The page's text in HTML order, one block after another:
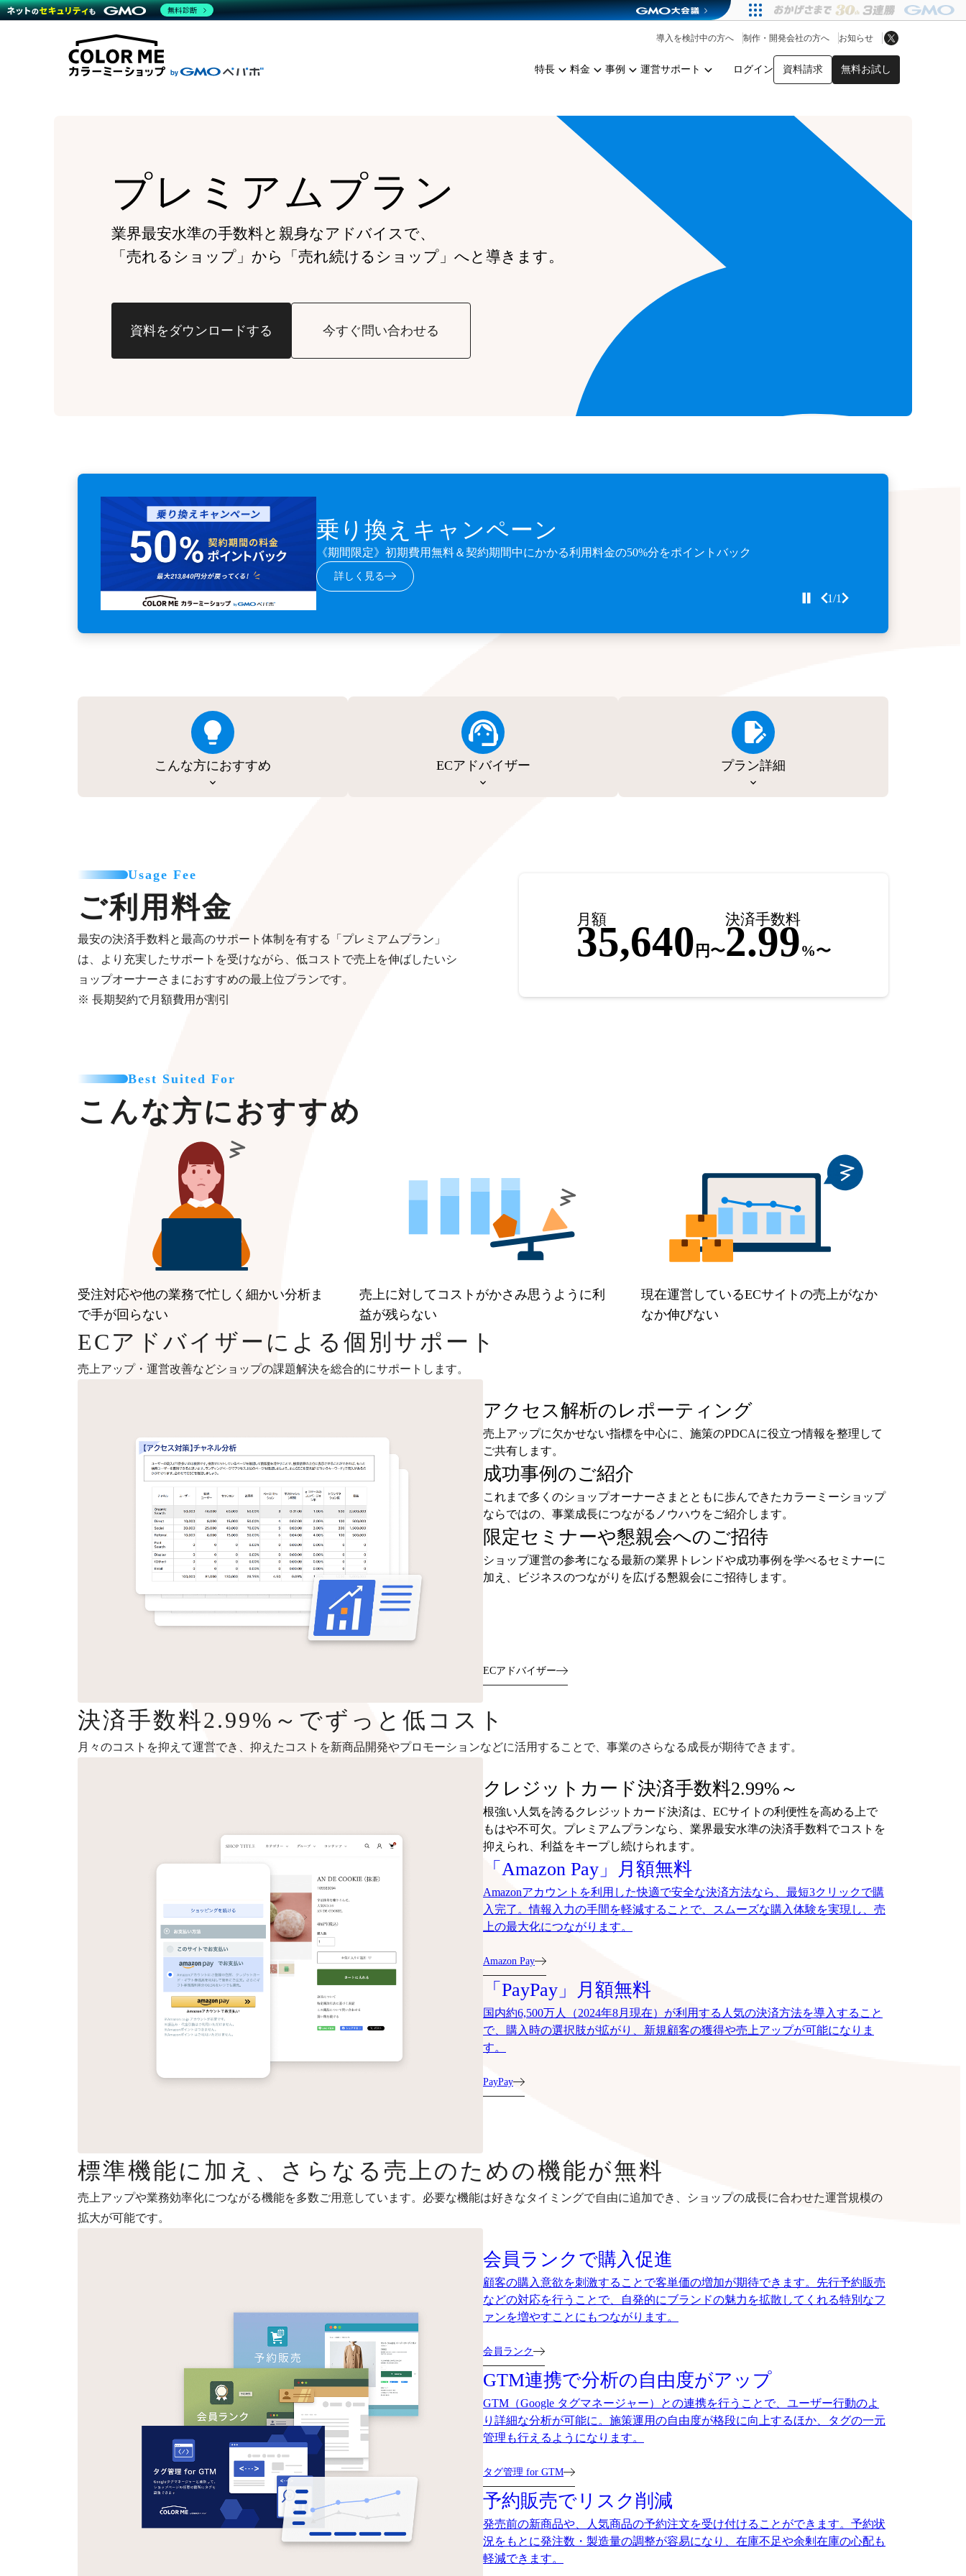
特長 料金 事例 運営サポート ログイン 資料請求 無料お試し
導入を検討中の方へ 制作・開発会社の方へ お知らせ
商材一覧を見る
機能一覧を見る
WordPress導入
顧客ロイヤリティを向上
モバイルアプリ
複数店舗との連携
雑貨販売 アプリストア
料金
プラン・料金一覧を見る
料金シミュレーション
事例
運営サポート
サポート一覧を見る
コミュニティイベントCarty
YouTubeチャンネル
プレミアムプラン
業界最安水準の手数料と親身なアドバイスで、
「売れるショップ」から「売れ続けるショップ」へと導きます。
資料をダウンロードする 今すぐ問い合わせる
乗り換えキャンペーン
《期間限定》初期費用無料＆契約期間中にかかる利用料金の50%分をポイントバック
詳しく見る
1/1
こんな方におすすめ ECアドバイザー プラン詳細
Usage Fee
ご利用料金
最安の決済手数料と最高のサポート体制を有する「プレミアムプラン」
は、より充実したサポートを受けながら、低コストで売上を伸ばしたいシ
ョップオーナーさまにおすすめの最上位プランです。
※ 長期契約で月額費用が割引
月額
35,640 円〜
決済手数料
2.99%〜
Best Suited For
こんな方におすすめ
受注対応や他の業務で忙しく細かい分析ま
で手が回らない
売上に対してコストがかさみ思うように利
益が残らない
現在運営しているECサイトの売上がなか
なか伸びない
ECアドバイザーによる個別サポート
売上アップ・運営改善などショップの課題解決を総合的にサポートします。
アクセス解析のレポーティング
売上アップに欠かせない指標を中心に、施策のPDCAに役立つ情報を整理して
ご共有します。
成功事例のご紹介
これまで多くのショップオーナーさまとともに歩んできたカラーミーショップ
ならではの、事業成長につながるノウハウをご紹介します。
限定セミナーや懇親会へのご招待
ショップ運営の参考になる最新の業界トレンドや成功事例を学べるセミナーに
加え、ビジネスのつながりを広げる懇親会にご招待します。
ECアドバイザー
決済手数料2.99%～でずっと低コスト
月々のコストを抑えて運営でき、抑えたコストを新商品開発やプロモーションなどに活用することで、事業のさらなる成長が期待できます。
クレジットカード決済手数料2.99%～
根強い人気を誇るクレジットカード決済は、ECサイトの利便性を高める上で
もはや不可欠。プレミアムプランなら、業界最安水準の決済手数料でコストを
抑えられ、利益をキープし続けられます。
「Amazon Pay」月額無料
Amazonアカウントを利用した快適で安全な決済方法なら、最短3クリックで購
入完了。情報入力の手間を軽減することで、スムーズな購入体験を実現し、売
上の最大化につながります。
Amazon Pay
「PayPay」月額無料
国内約6,500万人（2024年8月現在）が利用する人気の決済方法を導入すること
で、購入時の選択肢が拡がり、新規顧客の獲得や売上アップが可能になりま
す。
PayPay
標準機能に加え、さらなる売上のための機能が無料
売上アップや業務効率化につながる機能を多数ご用意しています。必要な機能は好きなタイミングで自由に追加でき、ショップの成長に合わせた運営規模の
拡大が可能です。
会員ランクで購入促進
顧客の購入意欲を刺激することで客単価の増加が期待できます。先行予約販売
などの対応を行うことで、自発的にブランドの魅力を拡散してくれる特別なフ
ァンを増やすことにもつながります。
会員ランク
GTM連携で分析の自由度がアップ
GTM（Google タグマネージャー）との連携を行うことで、ユーザー行動のよ
り詳細な分析が可能に。施策運用の自由度が格段に向上するほか、タグの一元
管理も行えるようになります。
タグ管理 for GTM
予約販売でリスク削減
発売前の新商品や、人気商品の予約注文を受け付けることができます。予約状
況をもとに発注数・製造量の調整が容易になり、在庫不足や余剰在庫の心配も
軽減できます。
無料診断